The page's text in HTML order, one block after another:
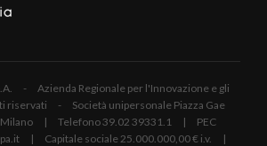
- Azienda Regionale per l'Innovazione e gli
riservati - Società unipersonale Piazza Gae
Milano | Telefono 39.02 39331.1 | PEC
| Capitale sociale 25.000.000,00 € i.v. |